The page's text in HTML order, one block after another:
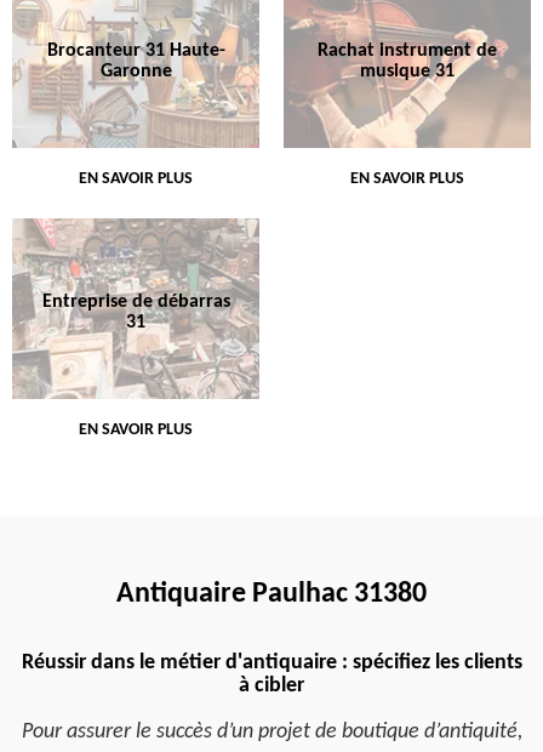
Brocanteur 31 Haute-
Garonne
EN SAVOIR PLUS
Rachat instrument de
musique 31
EN SAVOIR PLUS
Entreprise de débarras
31
EN SAVOIR PLUS
Antiquaire Paulhac 31380
Réussir dans le métier d'antiquaire : spécifiez les clients
à cibler
Pour assurer le succès d’un projet de boutique d’antiquité,